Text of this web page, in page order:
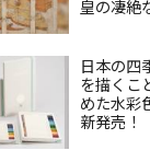
皇の凄絶
日本の四
を描くこ
めた水彩
新発売！